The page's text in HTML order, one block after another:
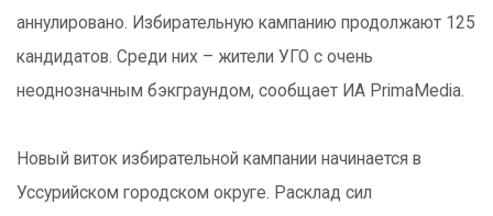
аннулировано. Избирательную кампанию продолжают 125
кандидатов. Среди них – жители УГО с очень
неоднозначным бэкграундом, сообщает ИА PrimaMedia.
Новый виток избирательной кампании начинается в
Уссурийском городском округе. Расклад сил